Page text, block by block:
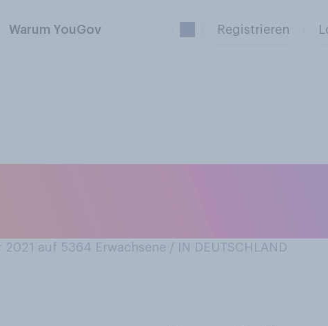
Warum YouGov Registrieren
2021 auf 5364 Erwachsene / IN DEUTSCHLAND